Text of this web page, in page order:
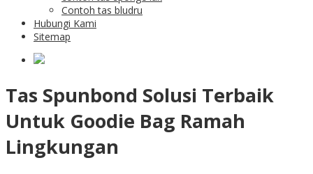
Contoh tas bludru
Hubungi Kami
Sitemap
Tas Spunbond Solusi Terbaik
Untuk Goodie Bag Ramah
Lingkungan